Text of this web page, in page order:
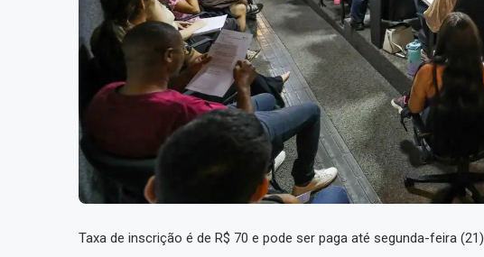
Taxa de inscrição é de R$ 70 e pode ser paga até segunda-feira (21)